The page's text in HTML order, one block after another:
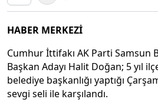
HABER MERKEZİ
Cumhur İttifakı AK Parti Samsun
Başkan Adayı Halit Doğan; 5 yıl
belediye başkanlığı yaptığı
sevgi seli ile karşılandı.